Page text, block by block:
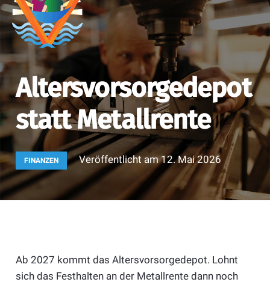
Altersvorsorgedepot
statt Metallrente
FINANZEN Veröffentlicht am12. Mai 2026
Ab 2027 kommt das Altersvorsorgedepot. Lohnt
sich das Festhalten an der Metallrente dann noch